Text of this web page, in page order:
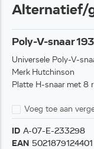
Alternatief/
Poly-V-snaar
Universele Poly-V-
Merk Hutchinson
Platte H-snaar met 8
Voeg toe aan
ID A-07-E-233298
EAN 5021879124401